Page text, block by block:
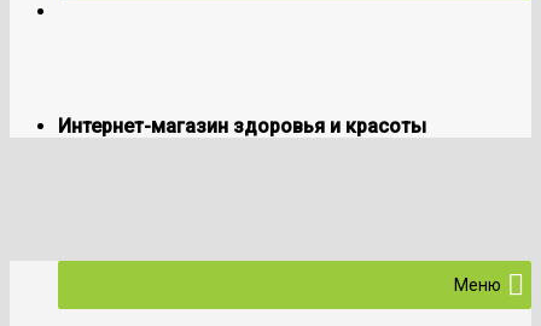
Интернет-магазин здоровья и красоты
Меню